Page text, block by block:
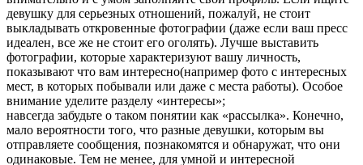
девушку для серьезных отношений, пожалуй, не стоит
выкладывать откровенные фотографии (даже если ваш пресс
идеален, все же не стоит его оголять). Лучше выставить
фотографии, которые характеризуют вашу личность,
показывают что вам интересно(например фото с интересных
мест, в которых побывали или даже с места работы). Особое
внимание уделите разделу «интересы»;
навсегда забудьте о таком понятии как «рассылка». Конечно,
мало вероятности того, что разные девушки, которым вы
отправляете сообщения, познакомятся и обнаружат, что они
одинаковые. Тем не менее, для умной и интересной